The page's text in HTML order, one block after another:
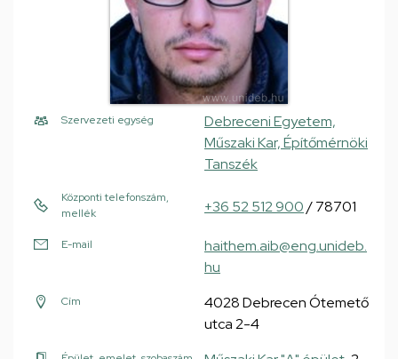
Szervezeti egység
Debreceni Egyetem,
Műszaki Kar, Építőmérnöki
Tanszék
Központi telefonszám,
mellék
+36 52 512 900/ 78701
E-mail
haithem.aib@eng.unideb.
hu
Cím
4028 Debrecen Ótemető
utca 2-4